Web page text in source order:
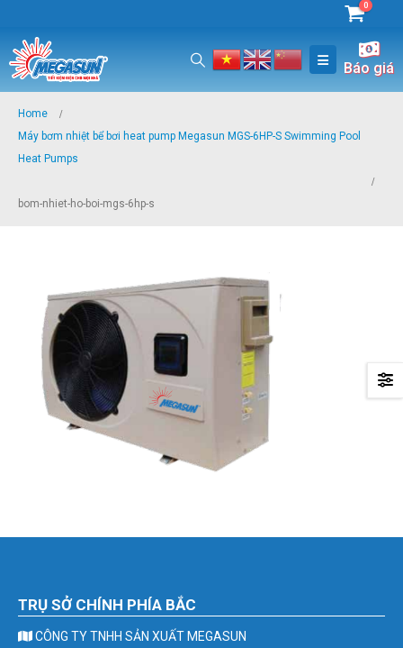
0
Báo giá
Home
Máy bơm nhiệt bể bơi heat pump Megasun MGS-6HP-S Swimming Pool
Heat Pumps
bom-nhiet-ho-boi-mgs-6hp-s
TRỤ SỞ CHÍNH PHÍA BẮC
CÔNG TY TNHH SẢN XUẤT MEGASUN